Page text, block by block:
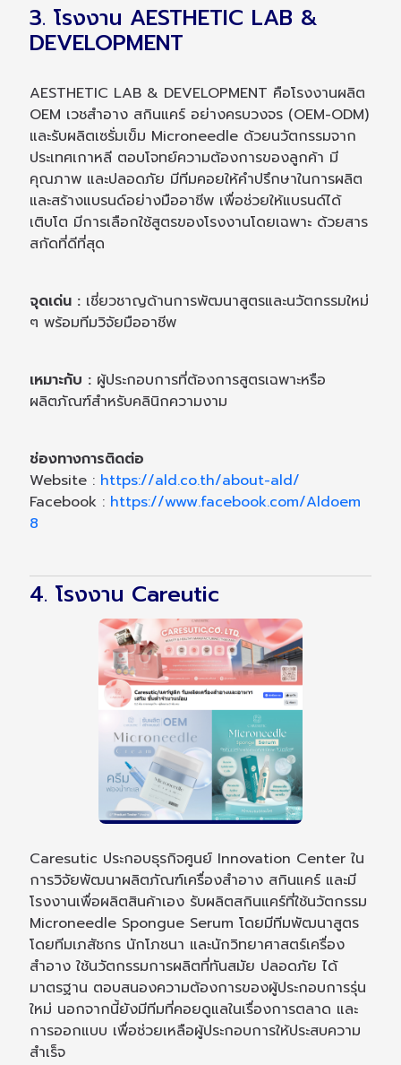
3. โรงงาน AESTHETIC LAB &
DEVELOPMENT
AESTHETIC LAB & DEVELOPMENT คือโรงงานผลิต
OEM เวชสำอาง สกินแคร์ อย่างครบวงจร (OEM-ODM)
และรับผลิตเซรั่มเข็ม Microneedle ด้วยนวัตกรรมจาก
ประเทศเกาหลี ตอบโจทย์ความต้องการของลูกค้า มี
คุณภาพ และปลอดภัย มีทีมคอยให้คำปรึกษาในการผลิต
และสร้างแบรนด์อย่างมืออาชีพ เพื่อช่วยให้แบรนด์ได้
เติบโต มีการเลือกใช้สูตรของโรงงานโดยเฉพาะ ด้วยสาร
สกัดที่ดีที่สุด
จุดเด่น : เชี่ยวชาญด้านการพัฒนาสูตรและนวัตกรรมใหม่
ๆ พร้อมทีมวิจัยมืออาชีพ
เหมาะกับ : ผู้ประกอบการที่ต้องการสูตรเฉพาะหรือ
ผลิตภัณฑ์สำหรับคลินิกความงาม
ช่องทางการติดต่อ
Website : https://ald.co.th/about-ald/
Facebook : https://www.facebook.com/Aldoem
8
4. โรงงาน Careutic
Caresutic ประกอบธุรกิจศูนย์ Innovation Center ใน
การวิจัยพัฒนาผลิตภัณฑ์เครื่องสำอาง สกินแคร์ และมี
โรงงานเพื่อผลิตสินค้าเอง รับผลิตสกินแคร์ที่ใช้นวัตกรรม
Microneedle Spongue Serum โดยมีทีมพัฒนาสูตร
โดยทีมเภสัชกร นักโภชนา และนักวิทยาศาสตร์เครื่อง
สำอาง ใช้นวัตกรรมการผลิตที่ทันสมัย ปลอดภัย ได้
มาตรฐาน ตอบสนองความต้องการของผู้ประกอบการรุ่น
ใหม่ นอกจากนี้ยังมีทีมที่คอยดูแลในเรื่องการตลาด และ
การออกแบบ เพื่อช่วยเหลือผู้ประกอบการให้ประสบความ
สำเร็จ